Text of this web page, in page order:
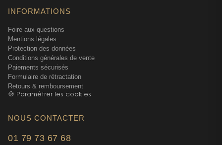
INFORMATIONS
Foire aux questions
Mentions légales
Protection des données
Conditions générales de vente
Paiements sécurisés
Formulaire de rétractation
Retours & remboursement
🍪 Paramétrer les cookies
NOUS CONTACTER
01 79 73 67 68